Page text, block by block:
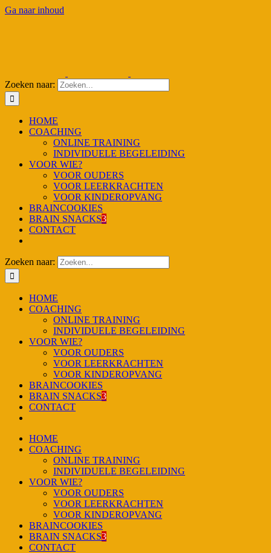
Ga naar inhoud
Zoeken naar:
HOME
COACHING
ONLINE TRAINING
INDIVIDUELE BEGELEIDING
VOOR WIE?
VOOR OUDERS
VOOR LEERKRACHTEN
VOOR KINDEROPVANG
BRAINCOOKIES
BRAIN SNACKS3
CONTACT
Zoeken naar:
HOME
COACHING
ONLINE TRAINING
INDIVIDUELE BEGELEIDING
VOOR WIE?
VOOR OUDERS
VOOR LEERKRACHTEN
VOOR KINDEROPVANG
BRAINCOOKIES
BRAIN SNACKS3
CONTACT
HOME
COACHING
ONLINE TRAINING
INDIVIDUELE BEGELEIDING
VOOR WIE?
VOOR OUDERS
VOOR LEERKRACHTEN
VOOR KINDEROPVANG
BRAINCOOKIES
BRAIN SNACKS3
CONTACT